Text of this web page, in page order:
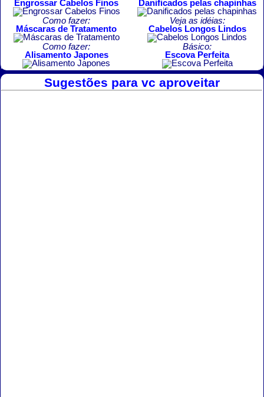
Engrossar Cabelos Finos
Danificados pelas chapinhas
Como fazer:
Máscaras de Tratamento
Veja as idéias:
Cabelos Longos Lindos
Como fazer:
Alisamento Japones
Básico:
Escova Perfeita
Sugestões para vc aproveitar